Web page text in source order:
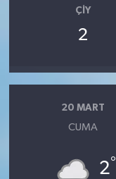
ÇIY
2
20 MART
CUMA
2°